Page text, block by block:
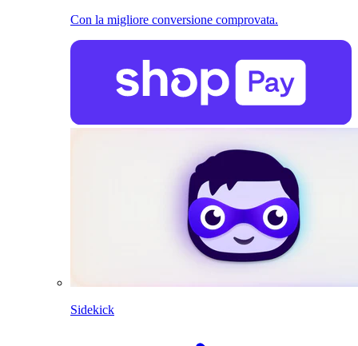
Con la migliore conversione comprovata.
Sidekick